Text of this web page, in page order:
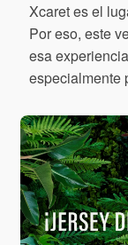
Xcaret es el
Por eso, este
esa
especialmente